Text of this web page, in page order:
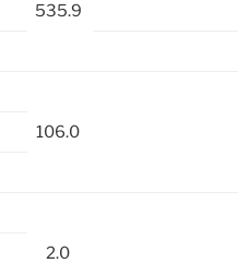
535.9
106.0
2.0